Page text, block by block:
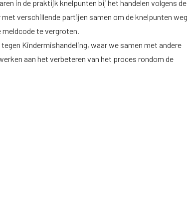
in de praktijk knelpunten bij het handelen volgens de
verschillende partijen samen om de knelpunten weg
meldcode te vergroten.
Kindermishandeling, waar we samen met andere
aan het verbeteren van het proces rondom de